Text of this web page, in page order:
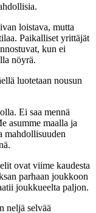
loistava, mutta
Paikalliset yrittäjät
kun ei
nöyrä.
luotetaan nousun
Ei saa mennä
asumme maalla ja
mahdollisuuden
ovat viime kaudesta
parhaan joukkoon
joukkueelta paljon.
neljä selvää